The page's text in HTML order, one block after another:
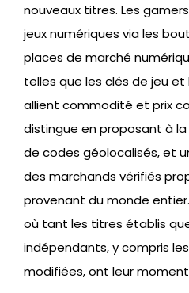
nouveaux titres. Les
jeux numériques via les
places de marché
telles que les clés de jeu
allient commodité et prix
distingue en proposant à
de codes géolocalisés, et
des marchands vérifiés
provenant du monde
où tant les titres établis
indépendants, y compris
modifiées, ont leur